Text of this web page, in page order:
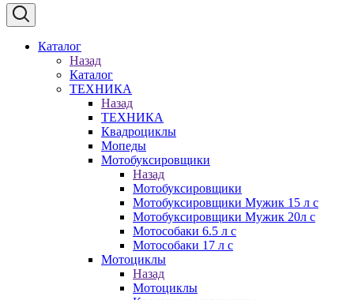
Каталог
Назад
Каталог
ТЕХНИКА
Назад
ТЕХНИКА
Квадроциклы
Мопеды
Мотобуксировщики
Назад
Мотобуксировщики
Мотобуксировщики Мужик 15 л с
Мотобуксировщики Мужик 20л с
Мотособаки 6.5 л с
Мотособаки 17 л с
Мотоциклы
Назад
Мотоциклы